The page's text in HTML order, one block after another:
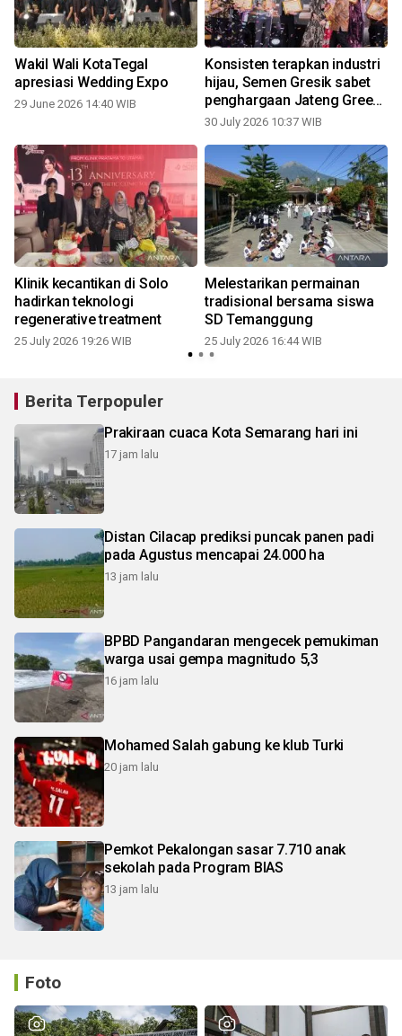
Wakil Wali KotaTegal
apresiasi Wedding Expo
29 June 2026 14:40 WIB
Konsisten terapkan industri
hijau, Semen Gresik sabet
penghargaan Jateng Green
Industrial Summit 2026
30 July 2026 10:37 WIB
Klinik kecantikan di Solo
hadirkan teknologi
regenerative treatment
25 July 2026 19:26 WIB
Melestarikan permainan
tradisional bersama siswa
SD Temanggung
25 July 2026 16:44 WIB
Berita Terpopuler
Prakiraan cuaca Kota Semarang hari ini
17 jam lalu
Distan Cilacap prediksi puncak panen padi
pada Agustus mencapai 24.000 ha
13 jam lalu
BPBD Pangandaran mengecek pemukiman
warga usai gempa magnitudo 5,3
16 jam lalu
Mohamed Salah gabung ke klub Turki
20 jam lalu
Pemkot Pekalongan sasar 7.710 anak
sekolah pada Program BIAS
13 jam lalu
Foto